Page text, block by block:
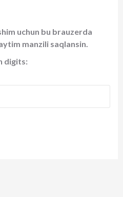
uchun bu brauzerda
manzili saqlansin.
digits: